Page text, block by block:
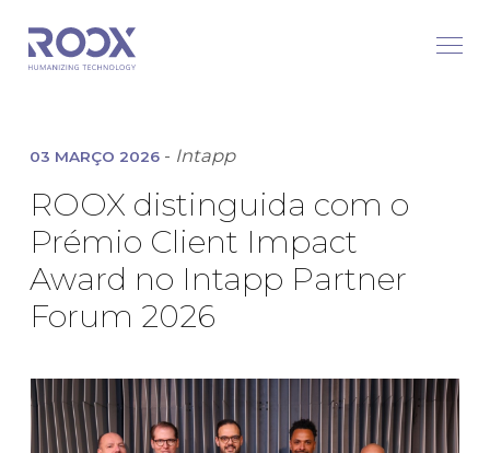
03 MARÇO 2026 - Intapp
ROOX distinguida com o
Prémio Client Impact
Award no Intapp Partner
Forum 2026